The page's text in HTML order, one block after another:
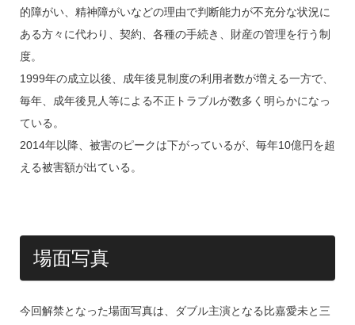
的障がい、精神障がいなどの理由で判断能力が不充分な状況に
ある方々に代わり、契約、各種の手続き、財産の管理を行う制
度。
1999年の成立以後、成年後見制度の利用者数が増える一方で、
毎年、成年後見人等による不正トラブルが数多く明らかになっ
ている。
2014年以降、被害のピークは下がっているが、毎年10億円を超
える被害額が出ている。
場面写真
今回解禁となった場面写真は、ダブル主演となる比嘉愛未と三